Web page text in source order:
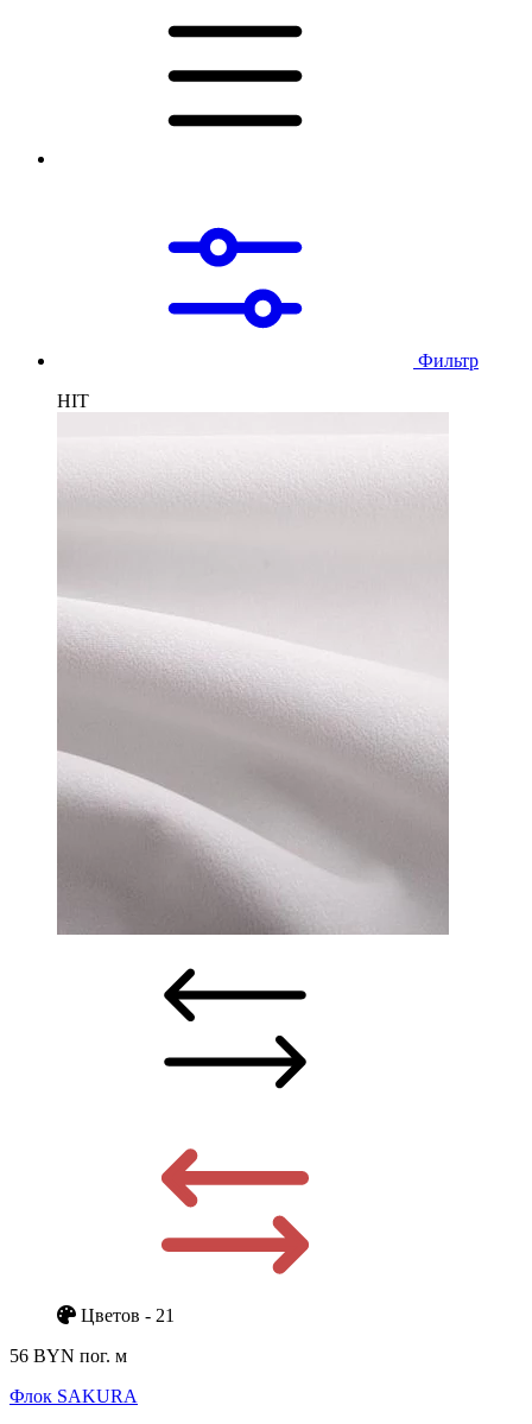
Фильтр
HIT
Цветов - 21
56 BYN пог. м
Флок SAKURA